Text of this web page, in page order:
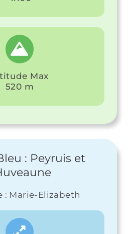
Max
520 m
: Peyruis et
: Marie-Elizabeth